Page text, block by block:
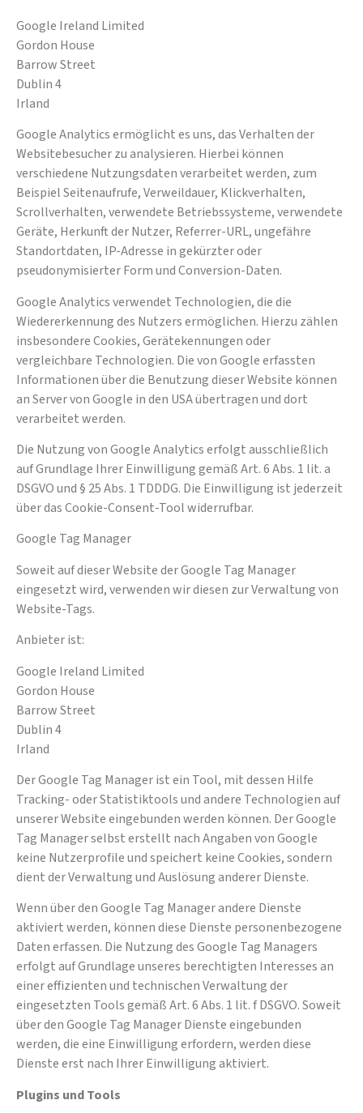
Google Ireland Limited
Gordon House
Barrow Street
Dublin 4
Irland
Google Analytics ermöglicht es uns, das Verhalten der
Websitebesucher zu analysieren. Hierbei können
verschiedene Nutzungsdaten verarbeitet werden, zum
Beispiel Seitenaufrufe, Verweildauer, Klickverhalten,
Scrollverhalten, verwendete Betriebssysteme, verwendete
Geräte, Herkunft der Nutzer, Referrer-URL, ungefähre
Standortdaten, IP-Adresse in gekürzter oder
pseudonymisierter Form und Conversion-Daten.
Google Analytics verwendet Technologien, die die
Wiedererkennung des Nutzers ermöglichen. Hierzu zählen
insbesondere Cookies, Gerätekennungen oder
vergleichbare Technologien. Die von Google erfassten
Informationen über die Benutzung dieser Website können
an Server von Google in den USA übertragen und dort
verarbeitet werden.
Die Nutzung von Google Analytics erfolgt ausschließlich
auf Grundlage Ihrer Einwilligung gemäß Art. 6 Abs. 1 lit. a
DSGVO und § 25 Abs. 1 TDDDG. Die Einwilligung ist jederzeit
über das Cookie-Consent-Tool widerrufbar.
Google Tag Manager
Soweit auf dieser Website der Google Tag Manager
eingesetzt wird, verwenden wir diesen zur Verwaltung von
Website-Tags.
Anbieter ist:
Google Ireland Limited
Gordon House
Barrow Street
Dublin 4
Irland
Der Google Tag Manager ist ein Tool, mit dessen Hilfe
Tracking- oder Statistiktools und andere Technologien auf
unserer Website eingebunden werden können. Der Google
Tag Manager selbst erstellt nach Angaben von Google
keine Nutzerprofile und speichert keine Cookies, sondern
dient der Verwaltung und Auslösung anderer Dienste.
Wenn über den Google Tag Manager andere Dienste
aktiviert werden, können diese Dienste personenbezogene
Daten erfassen. Die Nutzung des Google Tag Managers
erfolgt auf Grundlage unseres berechtigten Interesses an
einer effizienten und technischen Verwaltung der
eingesetzten Tools gemäß Art. 6 Abs. 1 lit. f DSGVO. Soweit
über den Google Tag Manager Dienste eingebunden
werden, die eine Einwilligung erfordern, werden diese
Dienste erst nach Ihrer Einwilligung aktiviert.
Plugins und Tools